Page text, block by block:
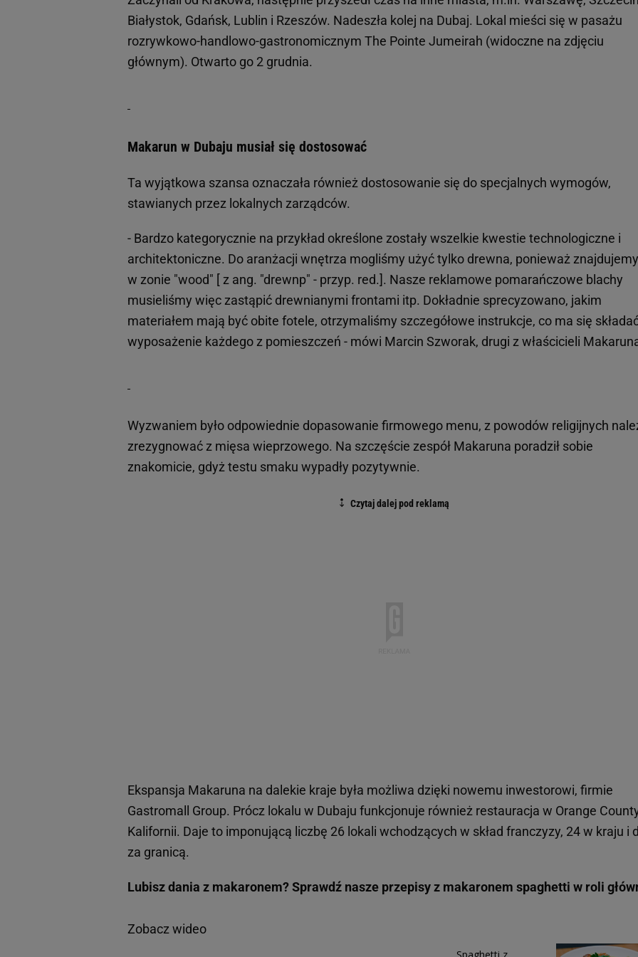
Białystok, Gdańsk, Lublin i Rzeszów. Nadeszła kolej na Dubaj. Lokal mieści się w pasażu
rozrywkowo-handlowo-gastronomicznym The Pointe Jumeirah (widoczne na zdjęciu
głównym). Otwarto go 2 grudnia.
Makarun w Dubaju musiał się dostosować
Ta wyjątkowa szansa oznaczała również dostosowanie się do specjalnych wymogów,
stawianych przez lokalnych zarządców.
- Bardzo kategorycznie na przykład określone zostały wszelkie kwestie technologiczne i
architektoniczne. Do aranżacji wnętrza mogliśmy użyć tylko drewna, ponieważ
w zonie "wood" [ z ang. "drewnp" - przyp. red.]. Nasze reklamowe pomarańczowe blachy
musieliśmy więc zastąpić drewnianymi frontami itp. Dokładnie sprecyzowano, jakim
materiałem mają być obite fotele, otrzymaliśmy szczegółowe instrukcje, co ma się
wyposażenie każdego z pomieszczeń - mówi Marcin Szworak, drugi z właścicieli
Wyzwaniem było odpowiednie dopasowanie firmowego menu, z powodów religijnych
zrezygnować z mięsa wieprzowego. Na szczęście zespół Makaruna poradził sobie
znakomicie, gdyż testu smaku wypadły pozytywnie.
Ekspansja Makaruna na dalekie kraje była możliwa dzięki nowemu inwestorowi, firmie
Gastromall Group. Prócz lokalu w Dubaju funkcjonuje również restauracja w Orange
Kalifornii. Daje to imponującą liczbę 26 lokali wchodzących w skład franczyzy, 24 w kraju i
za granicą.
Lubisz dania z makaronem? Sprawdź nasze przepisy z makaronem spaghetti w roli
Zobacz wideo